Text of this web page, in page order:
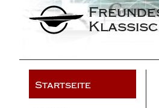
Startseite